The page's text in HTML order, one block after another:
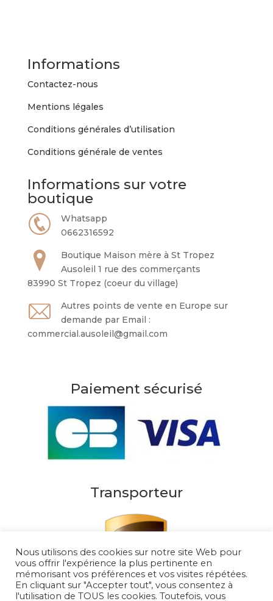
Informations
Contactez-nous
Mentions légales
Conditions générales d’utilisation
Conditions générale de ventes
Informations sur votre
boutique
Whatsapp
0662316592
Boutique Maison mère à St Tropez
Ausoleil 1 rue des commerçants
83990 St Tropez (coeur du village)
Autres points de vente en Europe sur
demande par Email :
commercial.ausoleil@gmail.com
Paiement sécurisé
Transporteur
Nous utilisons des cookies sur notre site Web pour
vous offrir l'expérience la plus pertinente en
mémorisant vos préférences et vos visites répétées.
En cliquant sur "Accepter tout", vous consentez à
l'utilisation de TOUS les cookies. Toutefois, vous